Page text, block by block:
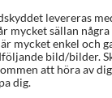
levereras
mycket sällan
mycket enkel och
bild/bilder.
att höra av
dig.